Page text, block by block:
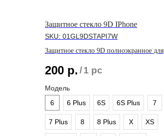
Защитное стекло 9D IPhone
SKU: 01GL9DSTAPI7W
Защитное стекло 9D полноэкранное для
200 р. /1 pc
Модель
6
6 Plus 6S 6S Plus 7
7 Plus 8 8 Plus X XS